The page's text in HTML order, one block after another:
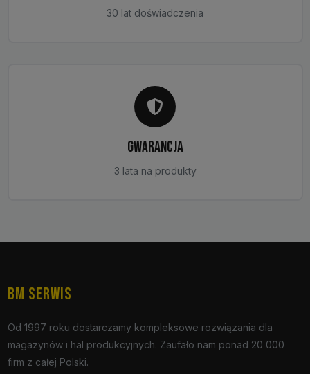
30 lat doświadczenia
GWARANCJA
3 lata na produkty
BM SERWIS
Od 1997 roku dostarczamy kompleksowe rozwiązania dla
magazynów i hal produkcyjnych. Zaufało nam ponad 20 000
firm z całej Polski.